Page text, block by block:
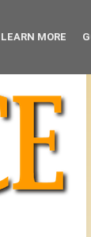
LEARN MORE